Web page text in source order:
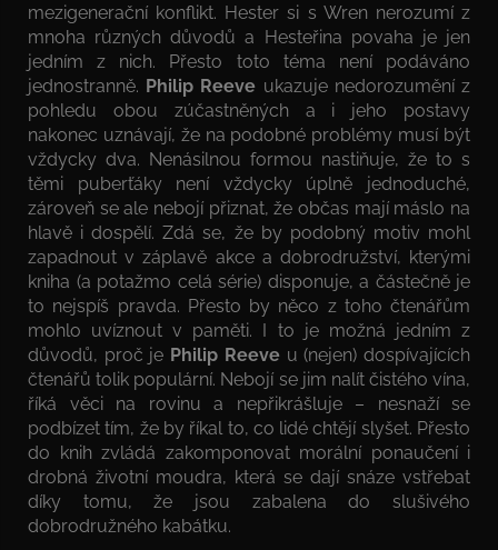
mezigenerační konflikt. Hester si s Wren nerozumí z
mnoha různých důvodů a Hesteřina povaha je jen
jedním z nich. Přesto toto téma není podáváno
jednostranně. Philip Reeve ukazuje nedorozumění z
pohledu obou zúčastněných a i jeho postavy
nakonec uznávají, že na podobné problémy musí být
vždycky dva. Nenásilnou formou nastiňuje, že to s
těmi puberťáky není vždycky úplně jednoduché,
zároveň se ale nebojí přiznat, že občas mají máslo na
hlavě i dospělí. Zdá se, že by podobný motiv mohl
zapadnout v záplavě akce a dobrodružství, kterými
kniha (a potažmo celá série) disponuje, a částečně je
to nejspíš pravda. Přesto by něco z toho čtenářům
mohlo uvíznout v paměti. I to je možná jedním z
důvodů, proč je Philip Reeveu (nejen) dospívajících
čtenářů tolik populární. Nebojí se jim nalít čistého vína,
říká věci na rovinu a nepřikrášluje – nesnaží se
podbízet tím, že by říkal to, co lidé chtějí slyšet. Přesto
do knih zvládá zakomponovat morální ponaučení i
drobná životní moudra, která se dají snáze vstřebat
díky tomu, že jsou zabalena do slušivého
dobrodružného kabátku.